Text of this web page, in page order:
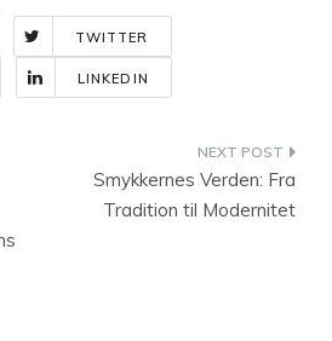
TWITTER
LINKEDIN
Smykkernes Verden: Fra
Tradition til Modernitet